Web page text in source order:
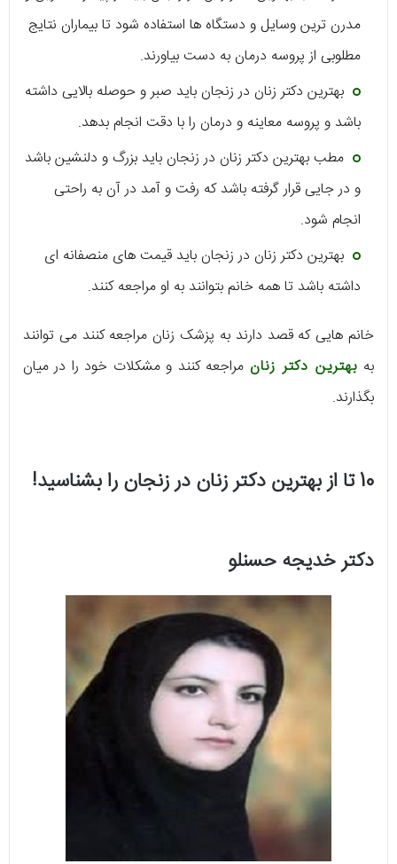
مدرن ترین وسایل و دستگاه ها استفاده شود تا بیماران نتایج
مطلوبی از پروسه درمان به دست بیاورند.
بهترین دکتر زنان در زنجان باید صبر و حوصله بالایی داشته
باشد و پروسه معاینه و درمان را با دقت انجام بدهد.
مطب بهترین دکتر زنان در زنجان باید بزرگ و دلنشین باشد
و در جایی قرار گرفته باشد که رفت و آمد در آن به راحتی
انجام شود.
بهترین دکتر زنان در زنجان باید قیمت های منصفانه ای
داشته باشد تا همه خانم بتوانند به او مراجعه کنند.
خانم هایی که قصد دارند به پزشک زنان مراجعه کنند می توانند
به بهترین دکتر زنان مراجعه کنند و مشکلات خود را در میان
بگذارند.
10 تا از بهترین دکتر زنان در زنجان را بشناسید!
دکتر خدیجه حسنلو